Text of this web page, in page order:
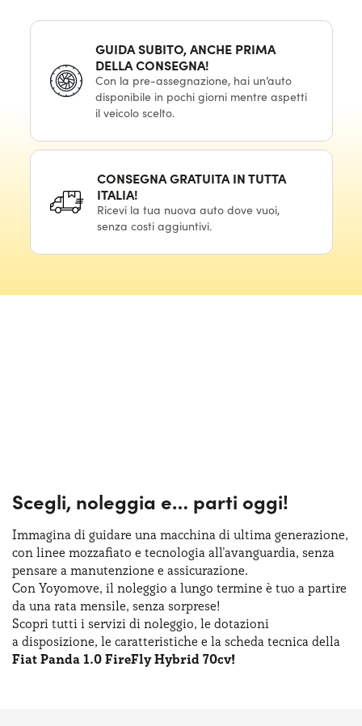
GUIDA SUBITO, ANCHE PRIMA
DELLA CONSEGNA!
Con la pre-assegnazione, hai un’auto
disponibile in pochi giorni mentre aspetti
il veicolo scelto.
CONSEGNA GRATUITA IN TUTTA
ITALIA!
Ricevi la tua nuova auto dove vuoi,
senza costi aggiuntivi.
Scegli, noleggia e… parti oggi!
Immagina di guidare una macchina di ultima generazione,
con linee mozzafiato e tecnologia all'avanguardia, senza
pensare a manutenzione e assicurazione.
Con Yoyomove, il noleggio a lungo termine è tuo a partire
da una rata mensile, senza sorprese!
Scopri tutti i servizi di noleggio, le dotazioni
a disposizione, le caratteristiche e la scheda tecnica della
Fiat Panda 1.0 FireFly Hybrid 70cv!